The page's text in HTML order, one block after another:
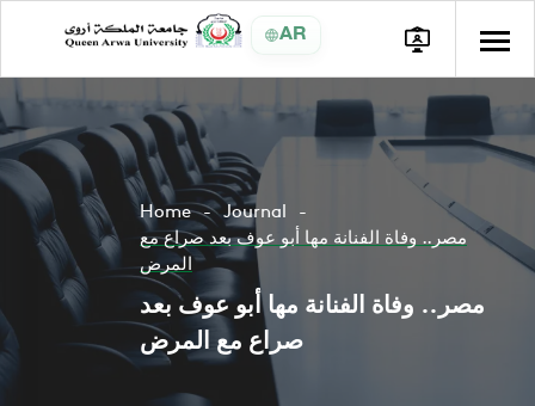
AR
Home
Journal
مصر.. وفاة الفنانة مها أبو عوف بعد صراع مع
المرض
مصر.. وفاة الفنانة مها أبو عوف بعد
صراع مع المرض